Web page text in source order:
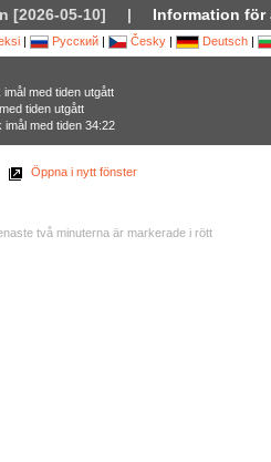
[2026-05-10] | Information för
| Русский | Česky | Deutsch |
imål med tiden utgått
tiden utgått
imål med tiden 34:22
Öppna i nytt fönster
två minuterna är markerade i rött